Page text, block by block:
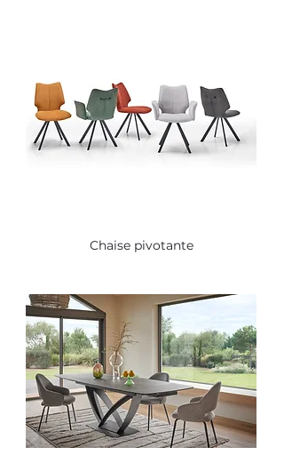
Chaise pivotante